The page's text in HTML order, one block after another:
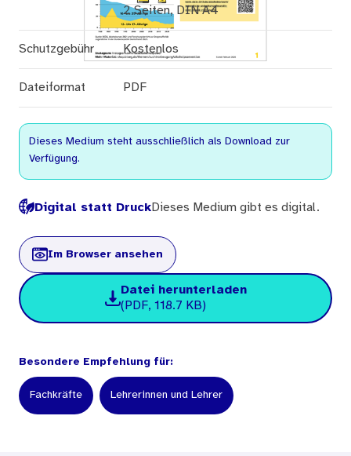
2 Seiten, DIN A4
Schutzgebühr Kostenlos
Dateiformat PDF
Dieses Medium steht ausschließlich als Download zur
Verfügung.
Digital statt DruckDieses Medium gibt es digital.
Im Browser ansehen
Datei herunterladen
(PDF, 118.7 KB)
Besondere Empfehlung für:
Fachkräfte Lehrerinnen und Lehrer